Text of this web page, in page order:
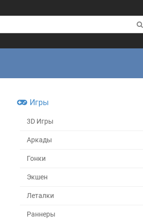
Игры
3D Игры
Аркады
Гонки
Экшен
Леталки
Раннеры